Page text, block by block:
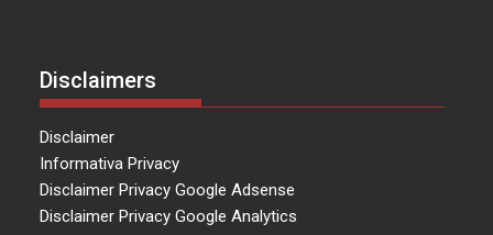
Disclaimers
Disclaimer
Informativa Privacy
Disclaimer Privacy Google Adsense
Disclaimer Privacy Google Analytics